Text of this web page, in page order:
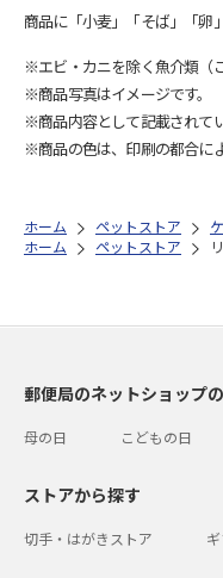
商品に「小麦」「そば」「卵
※エビ・カニを除く魚介類（
※商品写真はイメージです。
※商品内容として記載されて
※商品の色は、印刷の都合に
ホーム ペットストア
ホーム
ペットストア
郵便局のネットショップ
母の日 こどもの日
ストアから探す
切手・はがきストア